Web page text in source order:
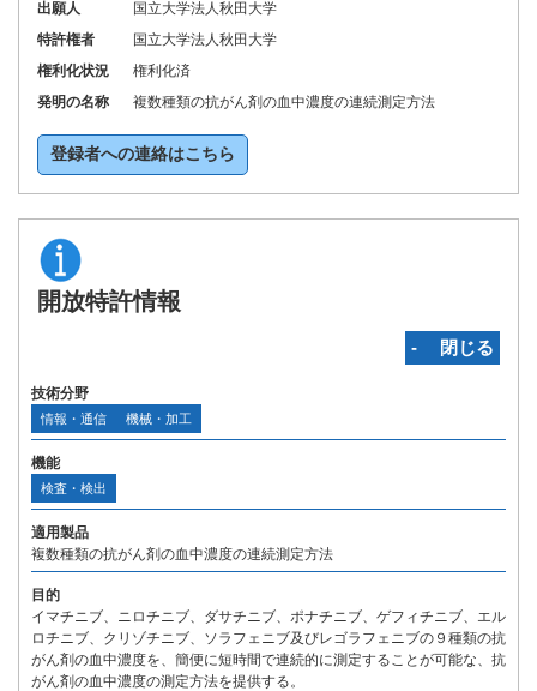
出願人
国立大学法人秋田大学
特許権者
国立大学法人秋田大学
権利化状況
権利化済
発明の名称
複数種類の抗がん剤の血中濃度の連続測定方法
登録者への連絡はこちら
開放特許情報
‐ 閉じる
技術分野
情報・通信 機械・加工
機能
検査・検出
適用製品
複数種類の抗がん剤の血中濃度の連続測定方法
目的
イマチニブ、ニロチニブ、ダサチニブ、ポナチニブ、ゲフィチニブ、エル
ロチニブ、クリゾチニブ、ソラフェニブ及びレゴラフェニブの９種類の抗
がん剤の血中濃度を、簡便に短時間で連続的に測定することが可能な、抗
がん剤の血中濃度の測定方法を提供する。